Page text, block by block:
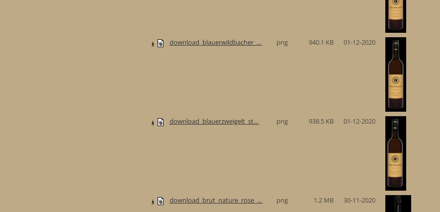
download_blauerwildbacher_... png 940.1 KB 01-12-2020
download_blauerzweigelt_st... png 938.5 KB 01-12-2020
download_brut_nature_rose_... png 1.2 MB 30-11-2020